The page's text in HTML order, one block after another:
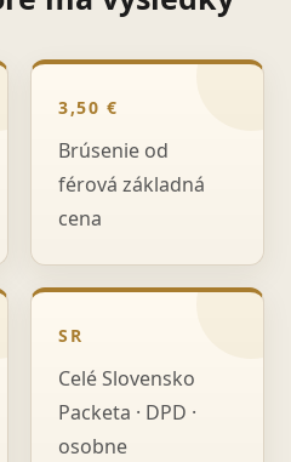
3,50 €
Brúsenie od
férová základná
cena
SR
Celé Slovensko
Packeta · DPD ·
osobne